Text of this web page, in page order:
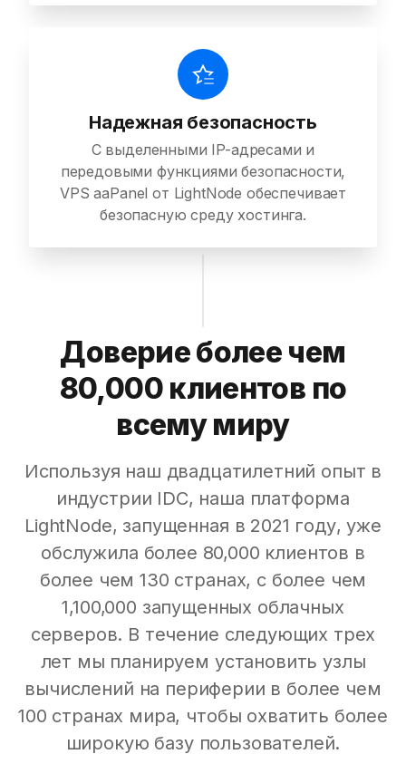
Надежная безопасность
С выделенными IP-адресами и
передовыми функциями безопасности,
VPS aaPanel от LightNode обеспечивает
безопасную среду хостинга.
Доверие более чем
80,000 клиентов по
всему миру
Используя наш двадцатилетний опыт в
индустрии IDC, наша платформа
LightNode, запущенная в 2021 году, уже
обслужила более 80,000 клиентов в
более чем 130 странах, с более чем
1,100,000 запущенных облачных
серверов. В течение следующих трех
лет мы планируем установить узлы
вычислений на периферии в более чем
100 странах мира, чтобы охватить более
широкую базу пользователей.